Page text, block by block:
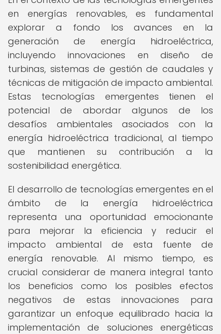
en energías renovables, es fundamental
explorar a fondo los avances en la
generación de energía hidroeléctrica,
incluyendo innovaciones en diseño de
turbinas, sistemas de gestión de caudales y
técnicas de mitigación de impacto ambiental.
Estas tecnologías emergentes tienen el
potencial de abordar algunos de los
desafíos ambientales asociados con la
energía hidroeléctrica tradicional, al tiempo
que mantienen su contribución a la
sostenibilidad energética.
El desarrollo de tecnologías emergentes en el
ámbito de la energía hidroeléctrica
representa una oportunidad emocionante
para mejorar la eficiencia y reducir el
impacto ambiental de esta fuente de
energía renovable. Al mismo tiempo, es
crucial considerar de manera integral tanto
los beneficios como los posibles efectos
negativos de estas innovaciones para
garantizar un enfoque equilibrado hacia la
implementación de soluciones energéticas